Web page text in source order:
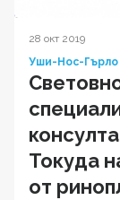
28 окт 2019
Уши-Нос-Гърло
Токуда
от